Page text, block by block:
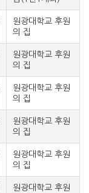
원광대학교 후원
의 집
원광대학교 후원
의 집
원광대학교 후원
의 집
원광대학교 후원
의 집
원광대학교 후원
의 집
원광대학교 후원